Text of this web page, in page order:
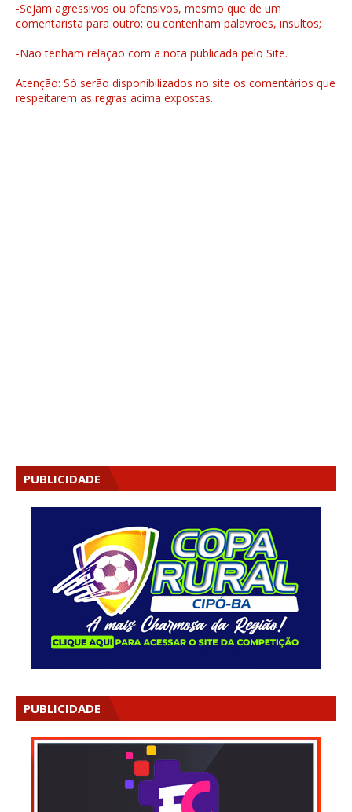
-Sejam agressivos ou ofensivos, mesmo que de um
comentarista para outro; ou contenham palavrões, insultos;
-Não tenham relação com a nota publicada pelo Site.
Atenção: Só serão disponibilizados no site os comentários que
respeitarem as regras acima expostas.
PUBLICIDADE
PUBLICIDADE